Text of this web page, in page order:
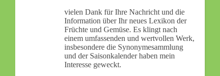
vielen Dank für Ihre Nachricht und die
Information über Ihr neues Lexikon der
Früchte und Gemüse. Es klingt nach
einem umfassenden und wertvollen Werk,
insbesondere die Synonymesammlung
und der Saisonkalender haben mein
Interesse geweckt.